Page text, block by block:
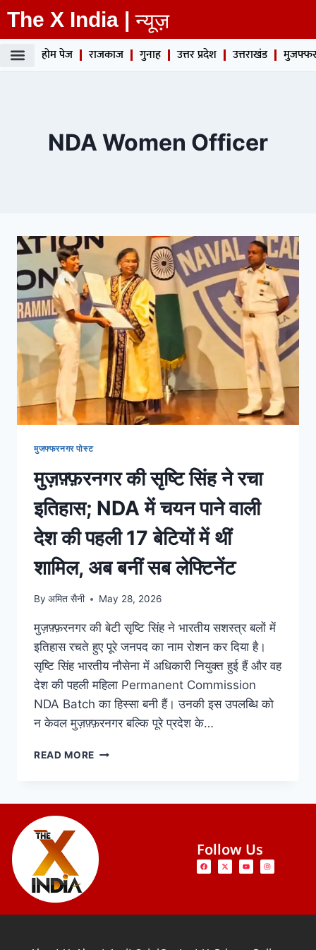
The X India | न्यूज़
होम पेज राजकाज गुनाह उत्तर प्रदेश उत्तराखंड
NDA Women Officer
मुजफ्फरनगर पोस्ट
मुज़फ़्फ़रनगर की सृष्टि सिंह ने रचा
इतिहास; NDA में चयन पाने वाली
देश की पहली 17 बेटियों में थीं
शामिल, अब बनीं सब लेफ्टिनेंट
By अमित सैनी May 28, 2026
मुज़फ़्फ़रनगर की बेटी सृष्टि सिंह ने भारतीय सशस्त्र बलों में
इतिहास रचते हुए पूरे जनपद का नाम रोशन कर दिया है।
सृष्टि सिंह भारतीय नौसेना में अधिकारी नियुक्त हुई हैं और वह
देश की पहली महिला Permanent Commission
NDA Batch का हिस्सा बनी हैं। उनकी इस उपलब्धि को
न केवल मुज़फ़्फ़रनगर बल्कि पूरे प्रदेश के…
READ MORE
Follow Us